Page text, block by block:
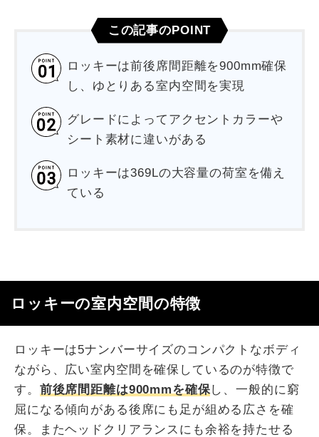
この記事のPOINT
ロッキーは前後席間距離を900mm確保
し、ゆとりある室内空間を実現
グレードによってアクセントカラーや
シート素材に違いがある
ロッキーは369Lの大容量の荷室を備え
ている
ロッキーの室内空間の特徴
ロッキーは5ナンバーサイズのコンパクトなボディ
ながら、広い室内空間を確保しているのが特徴で
す。 前後席間距離は900mmを確保し、一般的に窮
屈になる傾向がある後席にも足が組める広さを確
保。またヘッドクリアランスにも余裕を持たせる